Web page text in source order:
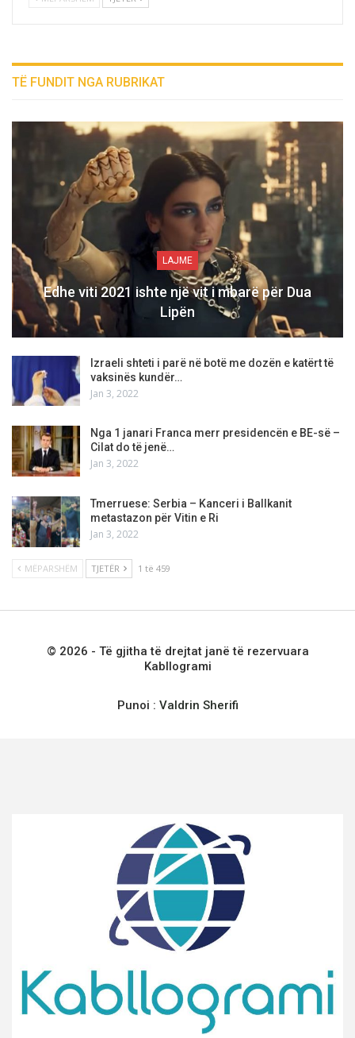
TË FUNDIT NGA RUBRIKAT
LAJME
Edhe viti 2021 ishte një vit i mbarë për Dua
Lipën
Izraeli shteti i parë në botë me dozën e katërt të
vaksinës kundër…
Jan 3, 2022
Nga 1 janari Franca merr presidencën e BE-së –
Cilat do të jenë…
Jan 3, 2022
Tmerruese: Serbia – Kanceri i Ballkanit
metastazon për Vitin e Ri
Jan 3, 2022
MËPARSHËM TJETËR 1 të 459
© 2026 - Të gjitha të drejtat janë të rezervuara
Kabllogrami
Punoi : Valdrin Sherifi